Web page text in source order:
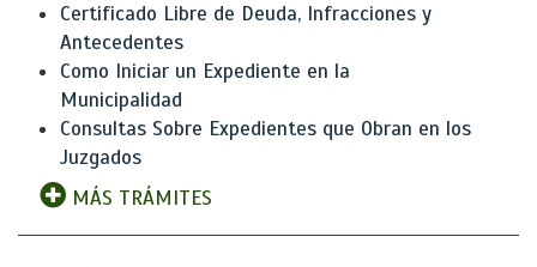
Certificado Libre de Deuda, Infracciones y
Antecedentes
Como Iniciar un Expediente en la
Municipalidad
Consultas Sobre Expedientes que Obran en los
Juzgados
MÁS TRÁMITES